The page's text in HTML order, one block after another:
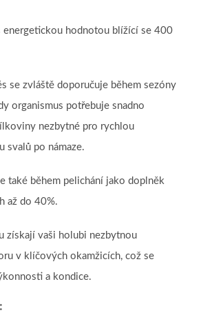
energetickou hodnotou blížící se 400
se zvláště doporučuje během sezóny
organismus potřebuje snadno
nezbytné pro rychlou
svalů po námaze.
také během pelichání jako doplněk
až do 40%.
získají vaši holubi nezbytnou
v klíčových okamžicích, což se
a kondice.